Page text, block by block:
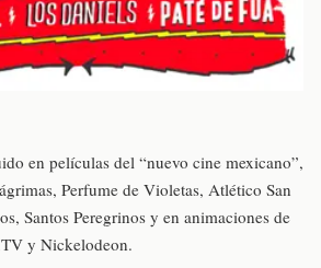
en películas del “nuevo cine mexicano”,
Perfume de Violetas, Atlético San
Santos Peregrinos y en animaciones de
y Nickelodeon.